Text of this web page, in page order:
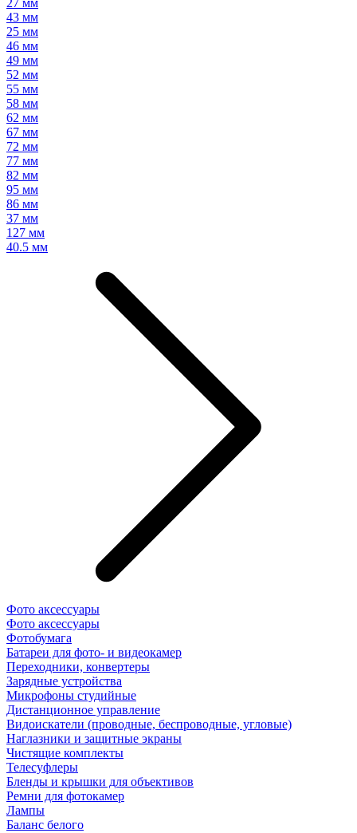
27 мм
43 мм
25 мм
46 мм
49 мм
52 мм
55 мм
58 мм
62 мм
67 мм
72 мм
77 мм
82 мм
95 мм
86 мм
37 мм
127 мм
40.5 мм
Фото аксессуары
Фото аксессуары
Фотобумага
Батареи для фото- и видеокамер
Переходники, конвертеры
Зарядные устройства
Микрофоны студийные
Дистанционное управление
Видоискатели (проводные, беспроводные, угловые)
Наглазники и защитные экраны
Чистящие комплекты
Телесуфлеры
Бленды и крышки для объективов
Ремни для фотокамер
Лампы
Баланс белого